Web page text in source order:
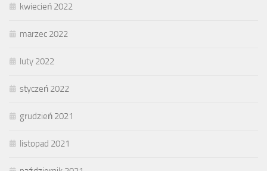
kwiecień 2022
marzec 2022
luty 2022
styczeń 2022
grudzień 2021
listopad 2021